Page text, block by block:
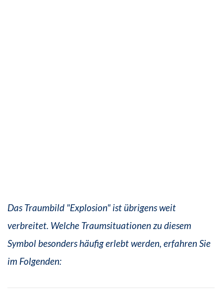
Das Traumbild "Explosion" ist übrigens weit
verbreitet. Welche Traumsituationen zu diesem
Symbol besonders häufig erlebt werden, erfahren Sie
im Folgenden: